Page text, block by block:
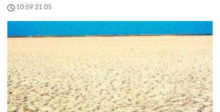
10:59 21.05